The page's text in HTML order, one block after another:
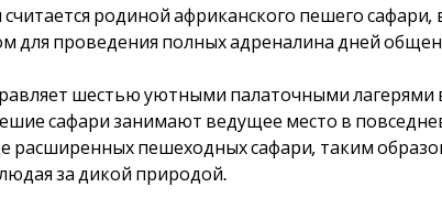
родиной африканского пешего
для проведения полных адреналина дней
шестью уютными палаточными
сафари занимают ведущее место в
расширенных пешеходных сафари, таким
за дикой природой.